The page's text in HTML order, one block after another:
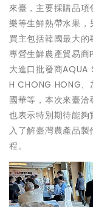
來臺，主要採購品
樂等生鮮熱帶水果
買主包括韓國最大
專營生鮮農產貿易商
大進口批發商AQUA
H CHONG HONG
國華等，本次來臺
也表示特別期待能
入了解臺灣農產品
程。